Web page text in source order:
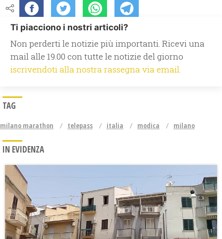
Ti piacciono i nostri articoli?
Non perderti le notizie più importanti. Ricevi una
mail alle 19.00 con tutte le notizie del giorno
iscrivendoti alla nostra rassegna via email.
TAG
milano marathon telepass italia modica milano
IN EVIDENZA